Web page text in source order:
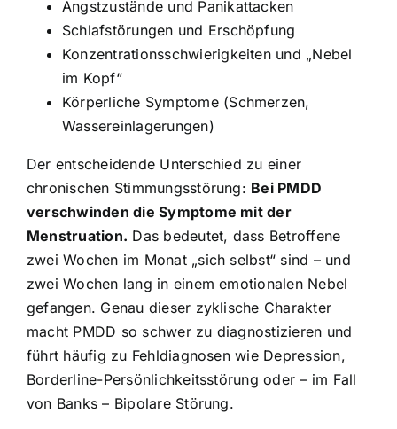
Angstzustände und Panikattacken
Schlafstörungen und Erschöpfung
Konzentrationsschwierigkeiten und „Nebel
im Kopf“
Körperliche Symptome (Schmerzen,
Wassereinlagerungen)
Der entscheidende Unterschied zu einer
chronischen Stimmungsstörung: Bei PMDD
verschwinden die Symptome mit der
Menstruation. Das bedeutet, dass Betroffene
zwei Wochen im Monat „sich selbst“ sind – und
zwei Wochen lang in einem emotionalen Nebel
gefangen. Genau dieser zyklische Charakter
macht PMDD so schwer zu diagnostizieren und
führt häufig zu Fehldiagnosen wie Depression,
Borderline-Persönlichkeitsstörung oder – im Fall
von Banks – Bipolare Störung.